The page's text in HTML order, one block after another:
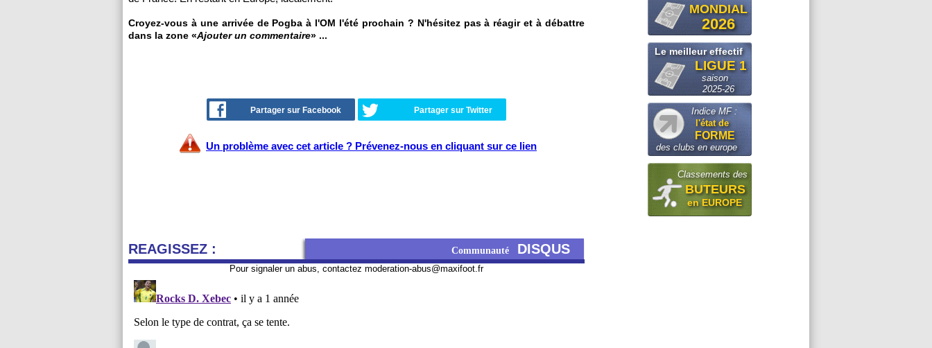
Croyez-vous à une arrivée de Pogba à l'OM l'été prochain ? N'hésitez pas à réagir et à débattre
dans la zone «Ajouter un commentaire» ...
Partager sur Facebook Partager sur Twitter
Un problème avec cet article ? Prévenez-nous en cliquant sur ce lien
REAGISSEZ : Communauté DISQUS
Pour signaler un abus, contactez moderation-abus@maxifoot.fr
MONDIAL
2026
Le meilleur effectif
LIGUE 1
saison
2025-26
Indice MF :
l'état de
FORME
des clubs en europe
Classements des
BUTEURS
en EUROPE